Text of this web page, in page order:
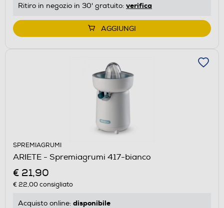
Ritiro in negozio in 30' gratuito: verifica
AGGIUNGI
SPREMIAGRUMI
ARIETE - Spremiagrumi 417-bianco
€ 21,90
€ 22,00consigliato
Acquisto online: disponibile